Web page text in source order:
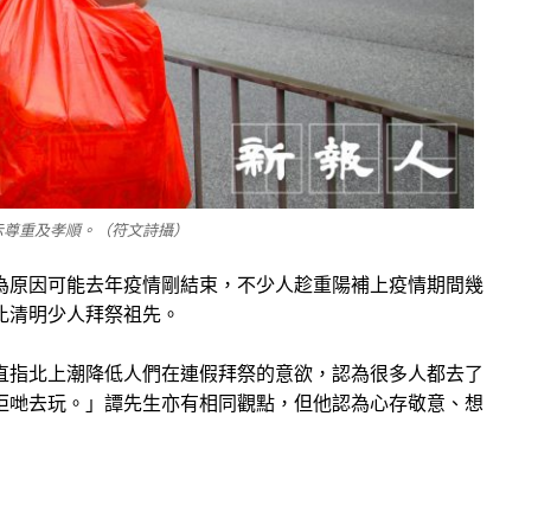
重及孝順。（符文詩攝）
因可能去年疫情剛結束，不少人趁重陽補上疫情期間幾
明少人拜祭祖先。
北上潮降低人們在連假拜祭的意欲，認為很多人都去了
去玩。」譚先生亦有相同觀點，但他認為心存敬意、想